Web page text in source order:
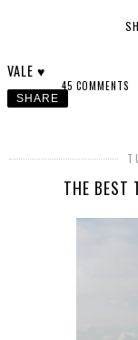
VALE ♥
45 COMMENTS
SHARE
THE BEST